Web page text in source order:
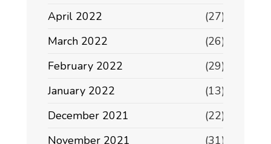
April 2022
(27)
March 2022
(26)
February 2022
(29)
January 2022
(13)
December 2021
(22)
November 2021
(31)